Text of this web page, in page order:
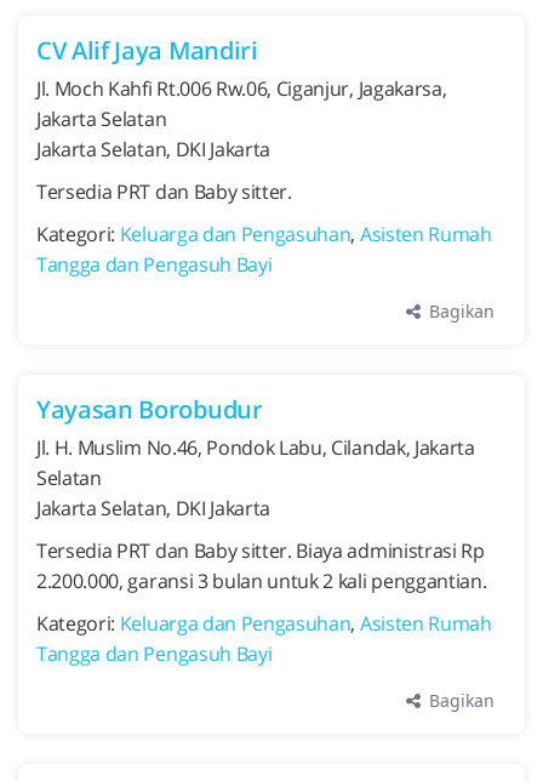
CV Alif Jaya Mandiri
Jl. Moch Kahfi Rt.006 Rw.06, Ciganjur, Jagakarsa,
Jakarta Selatan
Jakarta Selatan, DKI Jakarta
Tersedia PRT dan Baby sitter.
Kategori: Keluarga dan Pengasuhan, Asisten Rumah
Tangga dan Pengasuh Bayi
Bagikan
Yayasan Borobudur
Jl. H. Muslim No.46, Pondok Labu, Cilandak, Jakarta
Selatan
Jakarta Selatan, DKI Jakarta
Tersedia PRT dan Baby sitter. Biaya administrasi Rp
2.200.000, garansi 3 bulan untuk 2 kali penggantian.
Kategori: Keluarga dan Pengasuhan, Asisten Rumah
Tangga dan Pengasuh Bayi
Bagikan